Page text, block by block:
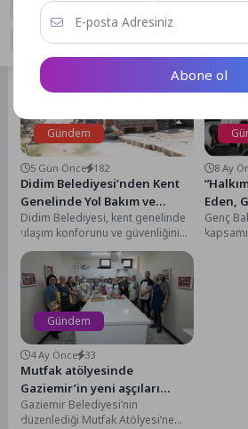
Benzer Yazılar
Gündem
5 Gün Önce 182
Didim Belediyesi’nden Kent
Genelinde Yol Bakım ve
Onarım Çalışması
Didim Belediyesi, kent genelinde
ulaşım konforunu ve güvenliğini
artırmak amacıyla yol bakım ve
onarım çalışmalarını...
8 Ay
Eden,
Genç
Gündem
4 Ay Önce 33
Mutfak atölyesinde
Gaziemir’in yeni aşçıları
yetişiyor
Gaziemir Belediyesi’nin
düzenlediği Mutfak Atölyesi’ne
Abone ol